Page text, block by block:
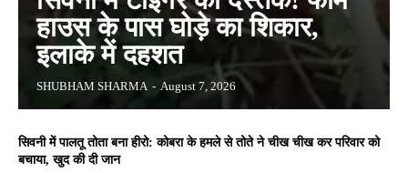
हाउस के पास घोड़े का शिकार,
इलाके में दहशत
SHUBHAM SHARMA - August 7, 2026
सिवनी में पालतू तोता बना हीरो: कोबरा के हमले से तोते ने चीख चीख कर परिवार को
बचाया, खुद की दी जान